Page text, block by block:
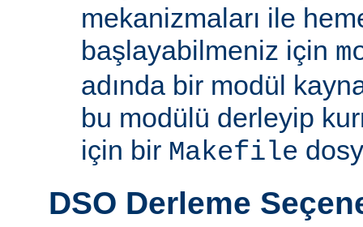
mekanizmaları ile
başlayabilmeniz için
adında bir modül
bu modülü derleyip
için bir Makefile
DSO Derleme